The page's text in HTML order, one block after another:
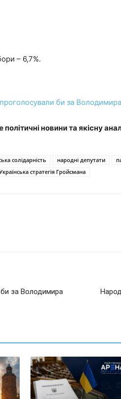
– 6,7%.
би за
політичні новини та якісну
солідарність народні депутати
стратегія Гройсмана
за Володимира